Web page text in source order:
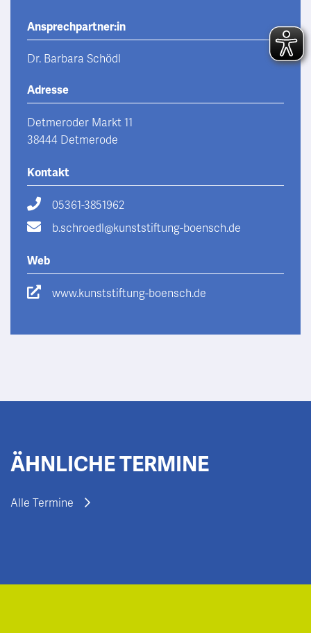
Ansprechpartner:in
Dr. Barbara Schödl
Adresse
Detmeroder Markt 11
38444 Detmerode
Kontakt
05361-3851962
b.schroedl@kunststiftung-boensch.de
Web
www.kunststiftung-boensch.de
ÄHNLICHE TERMINE
Alle Termine